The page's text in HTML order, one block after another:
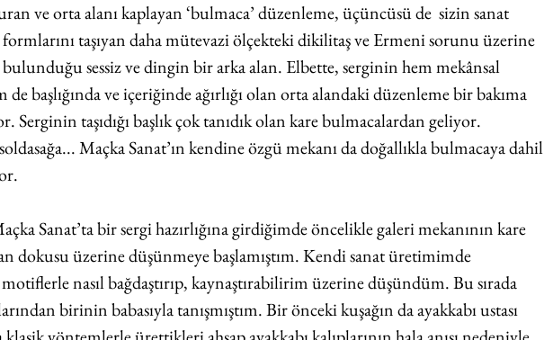
ve orta alanı kaplayan ‘bulmaca’ düzenleme, üçüncüsü de  sizin sanat
taşıyan daha mütevazi ölçekteki dikilitaş ve Ermeni sorunu üzerine
sessiz ve dingin bir arka alan. Elbette, serginin hem mekânsal
başlığında ve içeriğinde ağırlığı olan orta alandaki düzenleme bir bakıma
Serginin taşıdığı başlık çok tanıdık olan kare bulmacalardan geliyor.
Maçka Sanat’ın kendine özgü mekanı da doğallıkla bulmacaya dahil
Sanat’ta bir sergi hazırlığına girdiğimde öncelikle galeri mekanının kare
dokusu üzerine düşünmeye başlamıştım. Kendi sanat üretimimde
nasıl bağdaştırıp, kaynaştırabilirim üzerine düşündüm. Bu sırada
birinin babasıyla tanışmıştım. Bir önceki kuşağın da ayakkabı ustası